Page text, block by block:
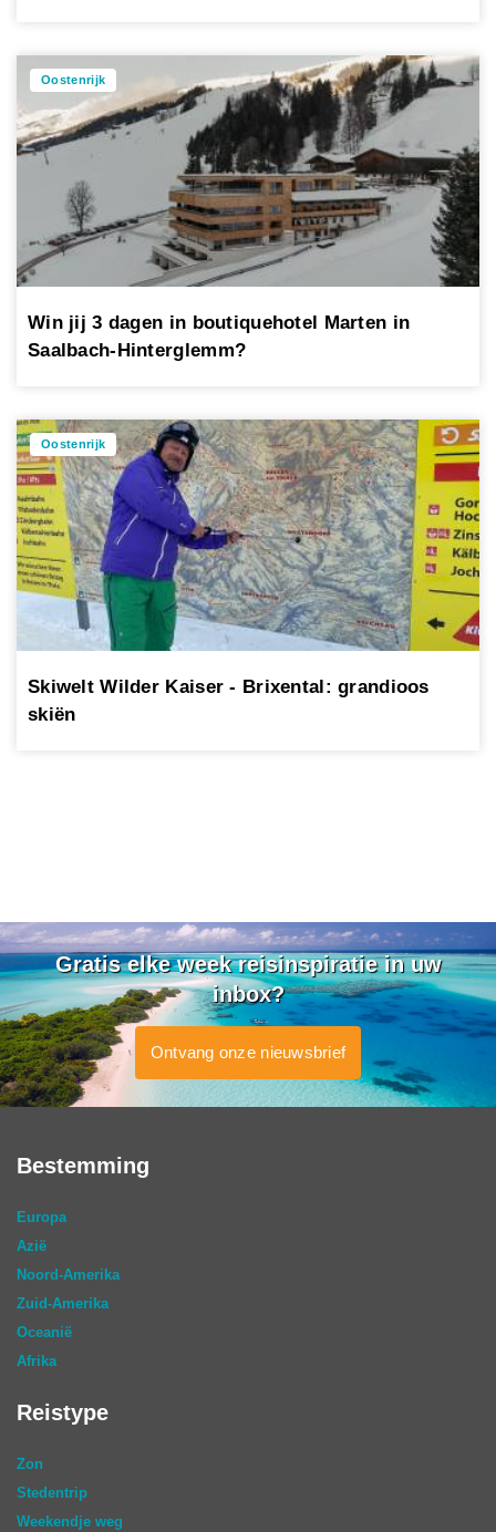
Oostenrijk
Win jij 3 dagen in boutiquehotel Marten in
Saalbach-Hinterglemm?
Oostenrijk
Skiwelt Wilder Kaiser - Brixental: grandioos
skiën
Gratis elke week reisinspiratie in uw
inbox?
Ontvang onze nieuwsbrief
Bestemming
Europa
Azië
Noord-Amerika
Zuid-Amerika
Oceanië
Afrika
Reistype
Zon
Stedentrip
Weekendje weg